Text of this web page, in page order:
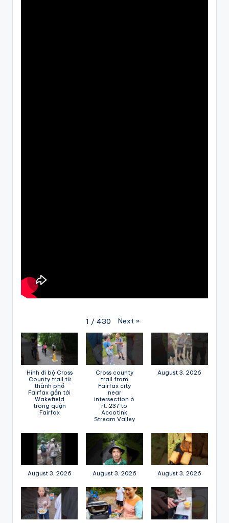
1 / 430 Next »
Hình đi bộ Cross
County trail từ
thành phố
Fairfax gần tới
Wakefield
trong quận
Fairfax
Cross county
trail from
Fairfax city
near
intersection ò
rt. 237 to
Accotink
Stream Valley
August 3, 2026
August 3, 2026 August 3, 2026 August 3, 2026